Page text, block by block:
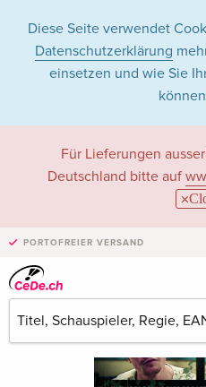
Diese Seite verwendet
Datenschutzerklärung
einsetzen und wie Sie
Für Lieferungen
Deutschland bitte auf
PORTOFREIER VERSAND